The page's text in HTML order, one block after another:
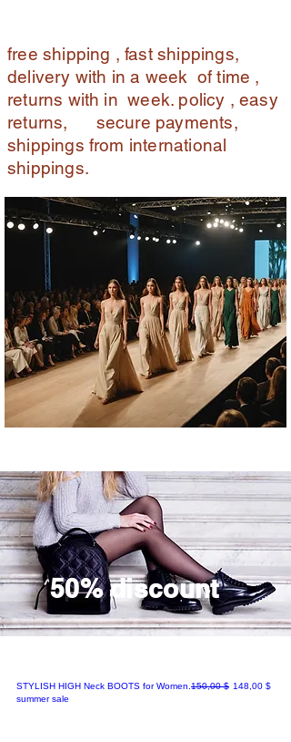
free shipping , fast shippings,
delivery with in a week of time ,
returns with in week. policy , easy
returns, secure payments,
shippings from international
shippings.
50% discount
STYLISH HIGH Neck BOOTS for Women.Normaali hinta
150,00 $ Alehinta
148,00 $
summer sale